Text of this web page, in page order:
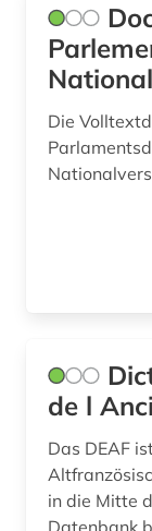
jean (1)
karte (1)
katalog
Die
de l
Das DEAF
in die Mitte